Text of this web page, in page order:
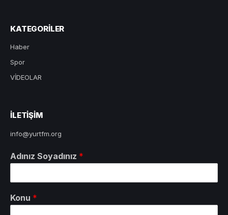
KATEGORILER
Haber
Spor
VİDEOLAR
ILETIŞIM
info@yurtfm.org
Adınız Soyadınız *
Konu *